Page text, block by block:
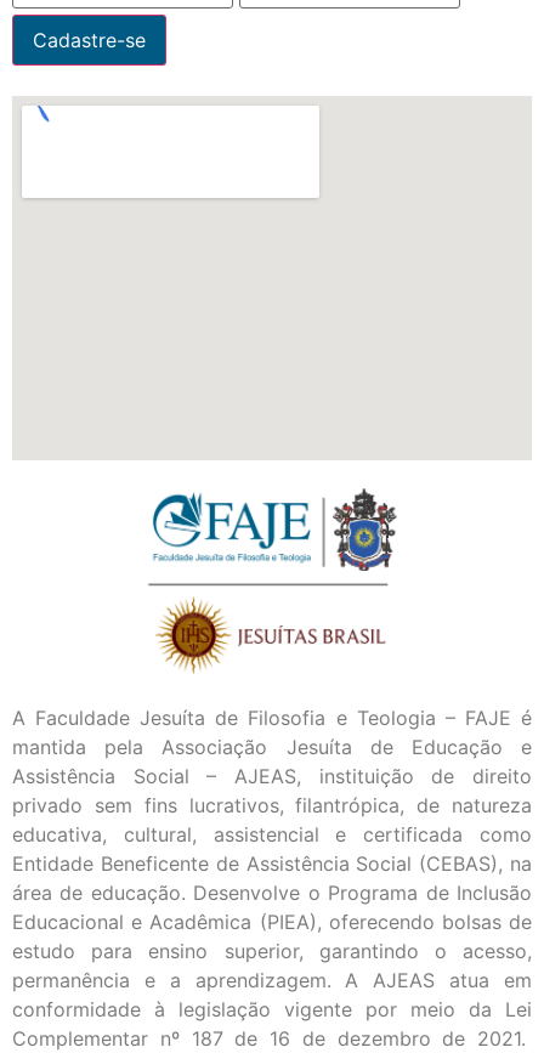
A Faculdade Jesuíta de Filosofia e Teologia – FAJE é
mantida pela Associação Jesuíta de Educação e
Assistência Social – AJEAS, instituição de direito
privado sem fins lucrativos, filantrópica, de natureza
educativa, cultural, assistencial e certificada como
Entidade Beneficente de Assistência Social (CEBAS), na
área de educação. Desenvolve o Programa de Inclusão
Educacional e Acadêmica (PIEA), oferecendo bolsas de
estudo para ensino superior, garantindo o acesso,
permanência e a aprendizagem. A AJEAS atua em
conformidade à legislação vigente por meio da Lei
Complementar nº 187 de 16 de dezembro de 2021.